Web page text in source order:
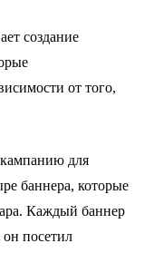
создание
от того,
для
баннера, которые
Каждый баннер
он посетил